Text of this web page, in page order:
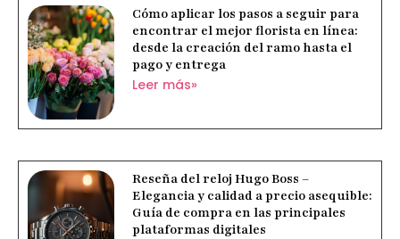
Cómo aplicar los pasos a seguir para
encontrar el mejor florista en línea:
desde la creación del ramo hasta el
pago y entrega
Leer más»
Reseña del reloj Hugo Boss –
Elegancia y calidad a precio asequible:
Guía de compra en las principales
plataformas digitales